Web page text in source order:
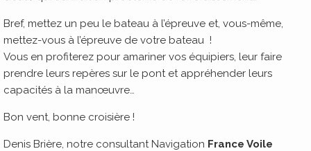
Bref, mettez un peu le bateau à l’épreuve et, vous-même,
mettez-vous à l’épreuve de votre bateau !
Vous en profiterez pour amariner vos équipiers, leur faire
prendre leurs repères sur le pont et appréhender leurs
capacités à la manœuvre…
Bon vent, bonne croisière !
Denis Brière, notre consultant Navigation France Voile